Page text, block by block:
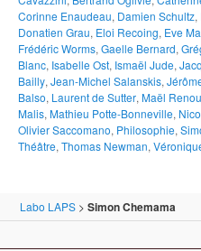
Corinne Enaudeau, Damien Schultz,
Donatien Grau, Eloi Recoing, Eve
Frédéric Worms, Gaelle Bernard,
Blanc, Isabelle Ost, Ismaël Jude,
Bailly, Jean-Michel Salanskis,
Balso, Laurent de Sutter, Maël
Malis, Mathieu Potte-Bonneville,
Olivier Saccomano, Philosophie,
Théâtre, Thomas Newman,
Labo LAPS >Simon Chemama